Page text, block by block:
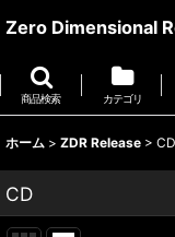
Zero Dimensional
商品検索 カテゴリ
ホーム > ZDR Release > CD
CD